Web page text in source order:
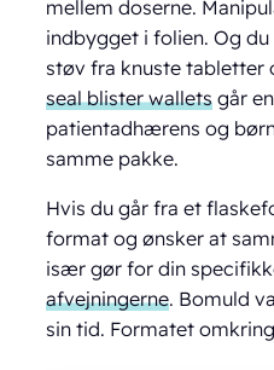
mellem doserne.
indbygget i folien. Og
støv fra knuste tabletter
seal blister wallets går
patientadhærens og
samme pakke.
Hvis du går fra et
format og ønsker at
især gør for din
afvejningerne. Bomuld
sin tid. Formatet